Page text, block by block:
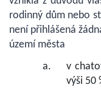
rodinný dům nebo
není přihlášená
území města
v
výši 50